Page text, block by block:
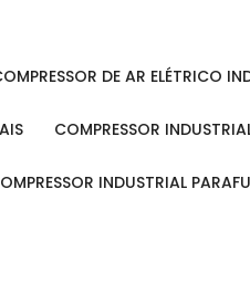
COMPRESSOR DE AR ELÉTRICO
COMPRESSOR
COMPRESSOR INDUSTRIAL